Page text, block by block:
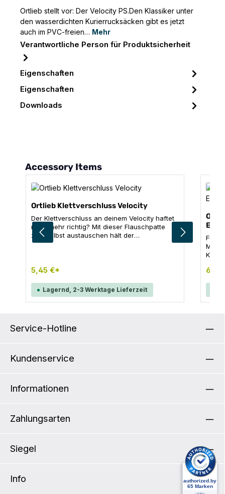
Ortlieb stellt vor: Der Velocity PS.Den Klassiker unter
den wasserdichten Kurierrucksäcken gibt es jetzt
auch im PVC-freien… Mehr
Verantwortliche Person für Produktsicherheit
Eigenschaften
Eigenschaften
Downloads
Produktgalerie überspringen
Accessory Items
Ortlieb Klettverschluss Velocity
Der Klettverschluss an deinem Velocity haftet
nicht mehr richtig? Mit dieser Flauschpatte
zum selbst austauschen hält der
Klettverschluss wieder sicher zusammen. Für
schwarz
5,45 €*
Lagernd, 2-3 Werktage Lieferzeit
Für
Service-Hotline
Kundenservice
Informationen
Zahlungsarten
Siegel
Info